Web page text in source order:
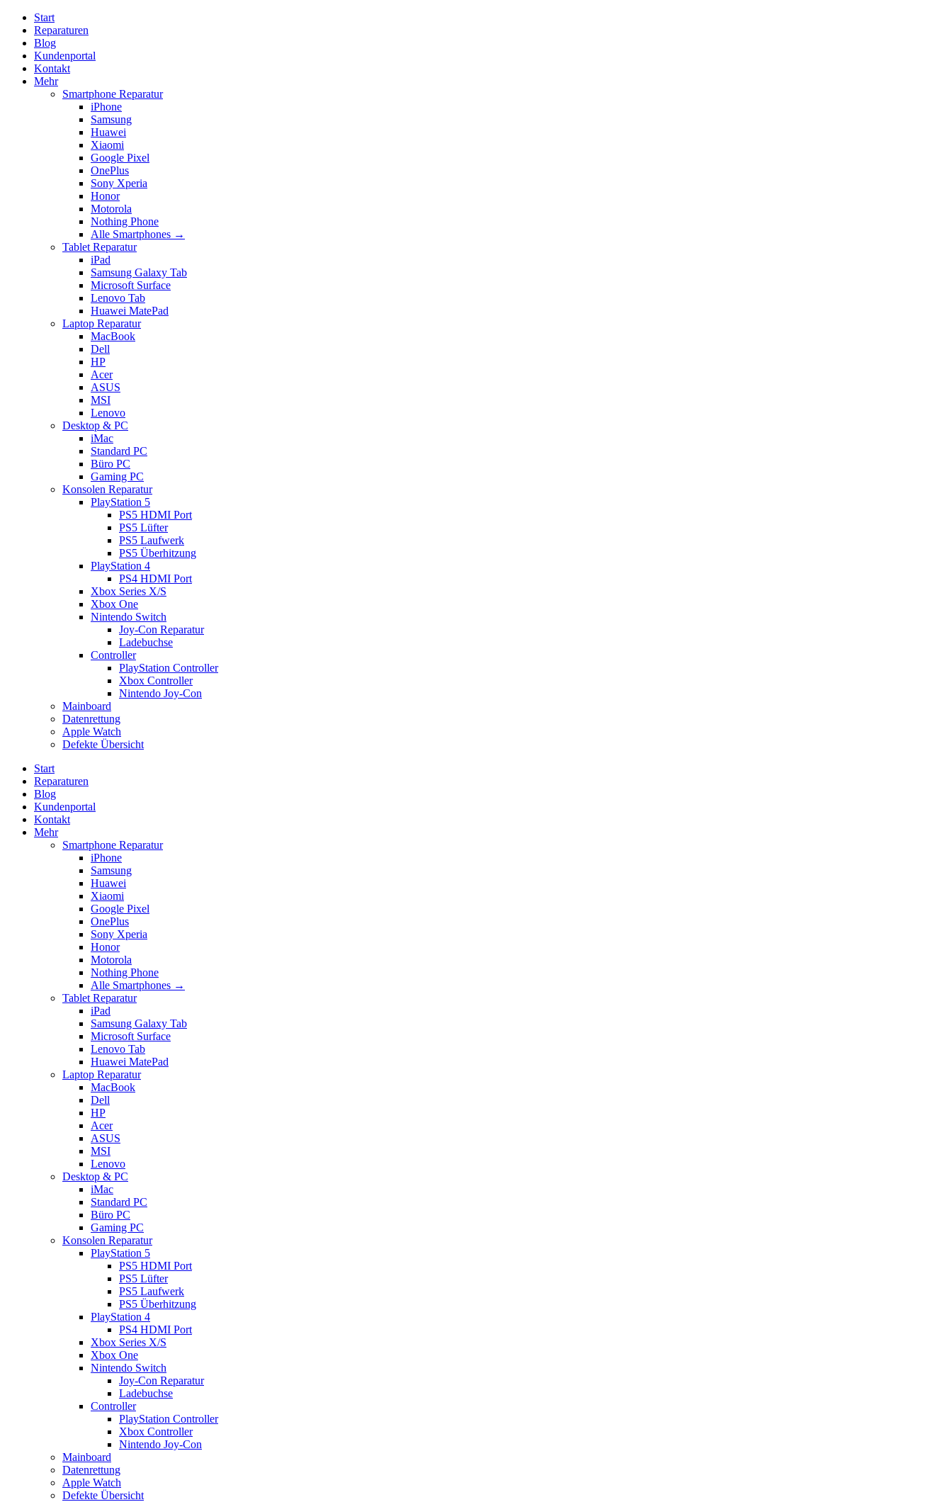
Start
Reparaturen
Blog
Kundenportal
Kontakt
Mehr
Smartphone Reparatur
iPhone
Samsung
Huawei
Xiaomi
Google Pixel
OnePlus
Sony Xperia
Honor
Motorola
Nothing Phone
Alle Smartphones →
Tablet Reparatur
iPad
Samsung Galaxy Tab
Microsoft Surface
Lenovo Tab
Huawei MatePad
Laptop Reparatur
MacBook
Dell
HP
Acer
ASUS
MSI
Lenovo
Desktop & PC
iMac
Standard PC
Büro PC
Gaming PC
Konsolen Reparatur
PlayStation 5
PS5 HDMI Port
PS5 Lüfter
PS5 Laufwerk
PS5 Überhitzung
PlayStation 4
PS4 HDMI Port
Xbox Series X/S
Xbox One
Nintendo Switch
Joy-Con Reparatur
Ladebuchse
Controller
PlayStation Controller
Xbox Controller
Nintendo Joy-Con
Mainboard
Datenrettung
Apple Watch
Defekte Übersicht
Start
Reparaturen
Blog
Kundenportal
Kontakt
Mehr
Smartphone Reparatur
iPhone
Samsung
Huawei
Xiaomi
Google Pixel
OnePlus
Sony Xperia
Honor
Motorola
Nothing Phone
Alle Smartphones →
Tablet Reparatur
iPad
Samsung Galaxy Tab
Microsoft Surface
Lenovo Tab
Huawei MatePad
Laptop Reparatur
MacBook
Dell
HP
Acer
ASUS
MSI
Lenovo
Desktop & PC
iMac
Standard PC
Büro PC
Gaming PC
Konsolen Reparatur
PlayStation 5
PS5 HDMI Port
PS5 Lüfter
PS5 Laufwerk
PS5 Überhitzung
PlayStation 4
PS4 HDMI Port
Xbox Series X/S
Xbox One
Nintendo Switch
Joy-Con Reparatur
Ladebuchse
Controller
PlayStation Controller
Xbox Controller
Nintendo Joy-Con
Mainboard
Datenrettung
Apple Watch
Defekte Übersicht